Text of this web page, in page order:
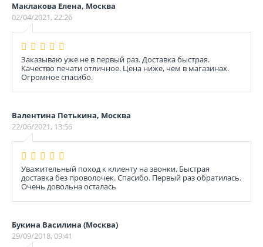
Маклакова Елена, Москва
02/04/2021, 22:26
Заказываю уже не в первый раз. Доставка быстрая.
Качество печати отличное. Цена ниже, чем в магазинах.
Огромное спасибо.
Валентина Петькина, Москва
22/06/2021, 13:56
Уважительный поход к клиенту на звонки. Быстрая
доставка без проволочек. Спасибо. Первый раз обратилась.
Очень довольна осталась
Букина Василина (Москва)
29/09/2018, 09:41